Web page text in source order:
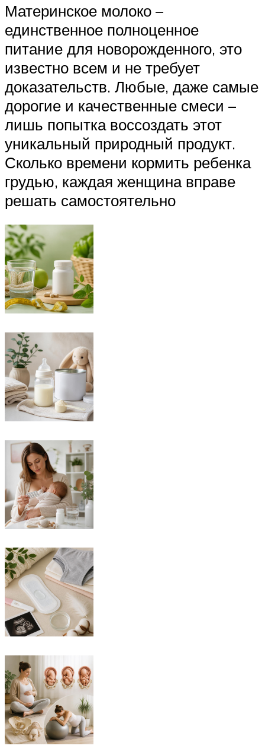
Материнское молоко –
единственное полноценное
питание для новорожденного, это
известно всем и не требует
доказательств. Любые, даже самые
дорогие и качественные смеси –
лишь попытка воссоздать этот
уникальный природный продукт.
Сколько времени кормить ребенка
грудью, каждая женщина вправе
решать самостоятельно